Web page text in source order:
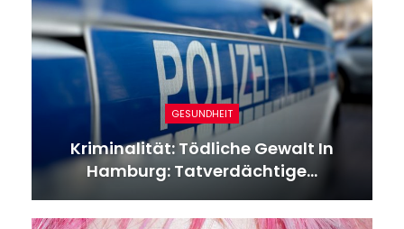
GESUNDHEIT
Kriminalität: Tödliche Gewalt In
Hamburg: Tatverdächtige…